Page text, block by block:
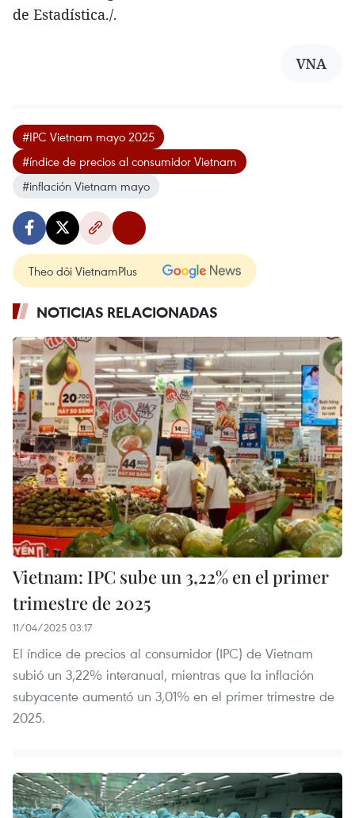
de Estadística./.
VNA
#IPC Vietnam mayo 2025
#índice de precios al consumidor Vietnam
#inflación Vietnam mayo
Theo dõi VietnamPlus
NOTICIAS RELACIONADAS
Vietnam: IPC sube un 3,22% en el primer
trimestre de 2025
11/04/2025 03:17
El índice de precios al consumidor (IPC) de Vietnam
subió un 3,22% interanual, mientras que la inflación
subyacente aumentó un 3,01% en el primer trimestre de
2025.